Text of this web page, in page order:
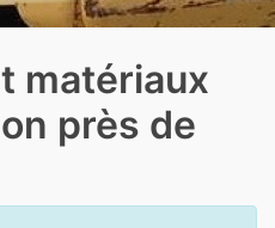
matériaux
près de